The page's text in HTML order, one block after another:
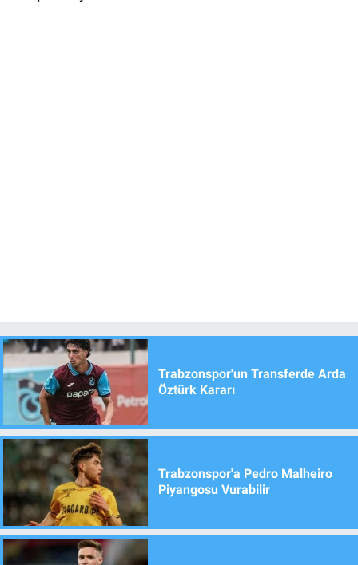
Trabzonspor'un Transferde Arda
Öztürk Kararı
Trabzonspor'a Pedro Malheiro
Piyangosu Vurabilir